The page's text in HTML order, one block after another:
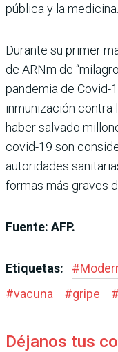
pública y la medicina.
Durante su primer
de ARNm de
pandemia de Covid-
inmunización contra
haber salvado
covid-19 son
autoridades
formas más graves
Fuente: AFP.
Etiquetas: #
#vacuna #gripe #
Déjanos tus